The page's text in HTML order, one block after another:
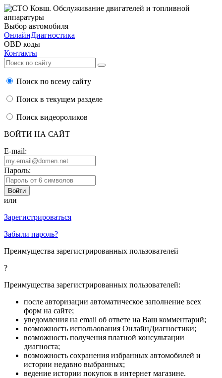
Выбор автомобиля
ОнлайнДиагностика
OBD коды
Контакты
Поиск по всему сайту
Поиск в текущем разделе
Поиск видеороликов
ВОЙТИ НА САЙТ
E-mail:
Пароль:
или
Зарегистрироваться
Забыли пароль?
Преимущества зарегистрированных пользователей
?
Преимущества зарегистрированных пользователей:
после авторизации автоматическое заполнение всех
форм на сайте;
уведомления на email об ответе на Ваш комментарий;
возможность использования ОнлайнДиагностики;
возможность получения платной консультации
диагноста;
возможность сохранения избранных автомобилей и
истории недавно выбранных;
ведение истории покупок в интернет магазине.